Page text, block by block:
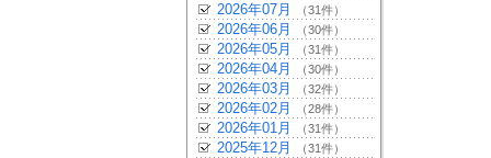
2026年07月 （31件）
2026年06月 （30件）
2026年05月 （31件）
2026年04月 （30件）
2026年03月 （32件）
2026年02月 （28件）
2026年01月 （31件）
2025年12月 （31件）